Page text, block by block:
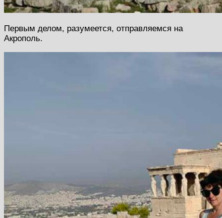
Первым делом, разумеется, отправляемся на
Акрополь.